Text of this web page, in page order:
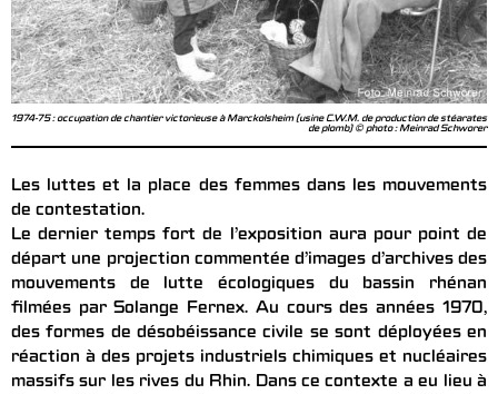
1974-75 : occupation de chantier victorieuse à Marckolsheim (usine C.W.M. de production de stéarates
de plomb) © photo : Meinrad Schworer
Les luttes et la place des femmes dans les mouvements
de contestation.
Le dernier temps fort de l’exposition aura pour point de
départ une projection commentée d’images d’archives des
mouvements de lutte écologiques du bassin rhénan
filmées par Solange Fernex. Au cours des années 1970,
des formes de désobéissance civile se sont déployées en
réaction à des projets industriels chimiques et nucléaires
massifs sur les rives du Rhin. Dans ce contexte a eu lieu à